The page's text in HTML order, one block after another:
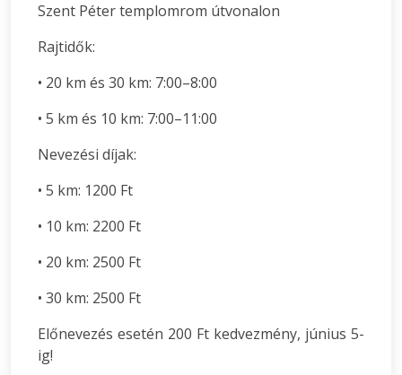
Szent Péter templomrom útvonalon
Rajtidők:
• 20 km és 30 km: 7:00–8:00
• 5 km és 10 km: 7:00–11:00
Nevezési díjak:
• 5 km: 1200 Ft
• 10 km: 2200 Ft
• 20 km: 2500 Ft
• 30 km: 2500 Ft
Előnevezés esetén 200 Ft kedvezmény, június 5-
ig!